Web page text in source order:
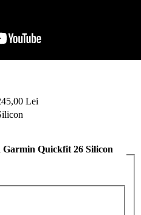
Lei
Garmin Quickfit 26 Silicon